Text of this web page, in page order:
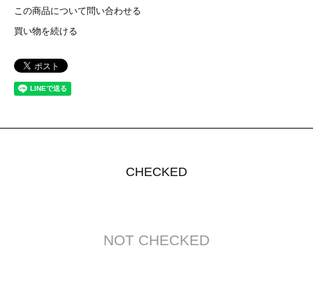
この商品について問い合わせる
買い物を続ける
CHECKED
NOT CHECKED